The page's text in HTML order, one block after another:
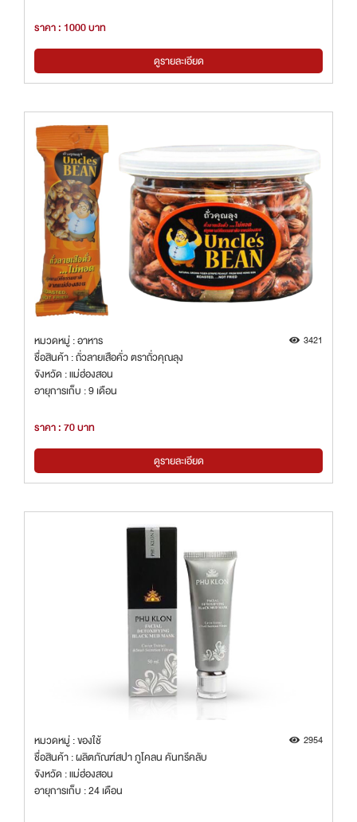
ราคา : 1000 บาท
ดูรายละเอียด
หมวดหมู่ : อาหาร 3421
ชื่อสินค้า : ถั่วลายเสือคั่ว ตราถั่วคุณลุง
จังหวัด : แม่ฮ่องสอน
อายุการเก็บ : 9 เดือน
ราคา : 70 บาท
ดูรายละเอียด
หมวดหมู่ : ของใช้ 2954
ชื่อสินค้า : ผลิตภัณฑ์สปา ภูโคลน คันทรีคลับ
จังหวัด : แม่ฮ่องสอน
อายุการเก็บ : 24 เดือน